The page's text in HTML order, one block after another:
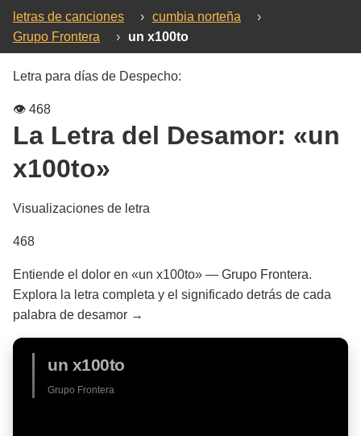
letras de canciones › cumbia norteña
›
Grupo Frontera
› un x100to
Letra para días de Despecho:
👁️ 468
La Letra del Desamor: «un
x100to»
Visualizaciones de letra
468
Entiende el dolor en «un x100to» — Grupo Frontera.
Explora la letra completa y el significado detrás de cada
palabra de desamor →
un x100to
Grupo Frontera